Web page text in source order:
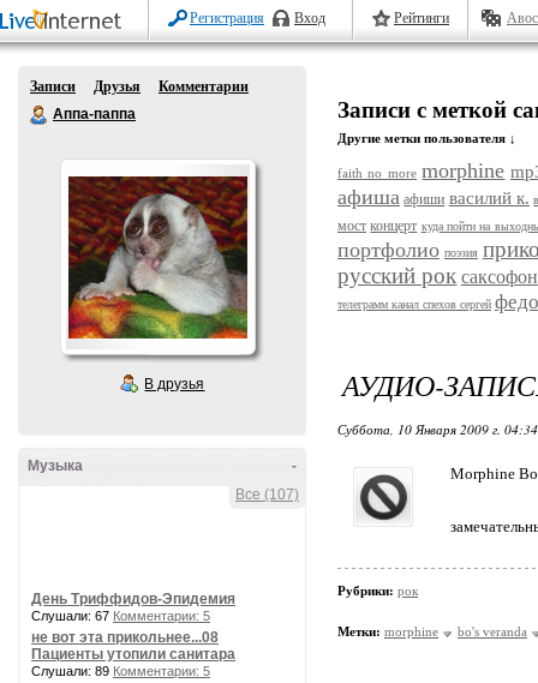
Регистрация Вход Рейтинги
Записи Друзья
Комментарии
Аппа-паппа
В друзья
-
Музыка
Все (107)
День Триффидов-Эпидемия
Слушали: 67 Комментарии: 5
не вот эта прикольнее...08
Пациенты утопили санитара
Слушали: 89 Комментарии: 5
Записи с меткой
Другие метки пользователя ↓
faith no more morphine
афиша афиши василий к.
мост концерт куда пойти на
портфолио поэзия
русский рок саксофон
телеграмм канал спехов сергей
АУДИО-
Суббота, 10 Января 2009 г.
Morphine
Рубрики: рок
Метки: morphine bo's veranda